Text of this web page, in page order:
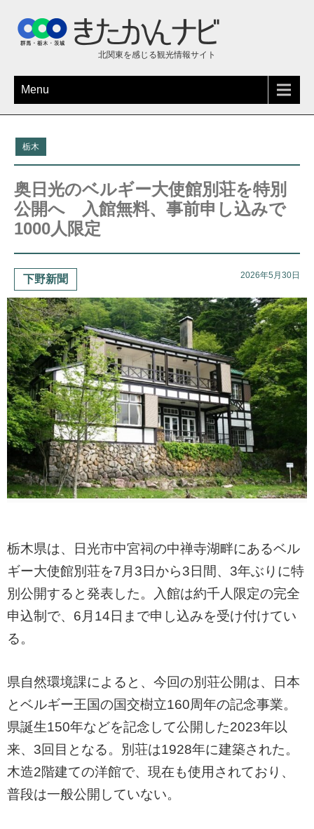
北関東を感じる観光情報サイト
Menu
栃木
奥日光のベルギー大使館別荘を特別
公開へ 入館無料、事前申し込みで
1000人限定
下野新聞 2026年5月30日
栃木県は、日光市中宮祠の中禅寺湖畔にあるベル
ギー大使館別荘を7月3日から3日間、3年ぶりに特
別公開すると発表した。入館は約千人限定の完全
申込制で、6月14日まで申し込みを受け付けてい
る。
県自然環境課によると、今回の別荘公開は、日本
とベルギー王国の国交樹立160周年の記念事業。
県誕生150年などを記念して公開した2023年以
来、3回目となる。別荘は1928年に建築された。
木造2階建ての洋館で、現在も使用されており、
普段は一般公開していない。